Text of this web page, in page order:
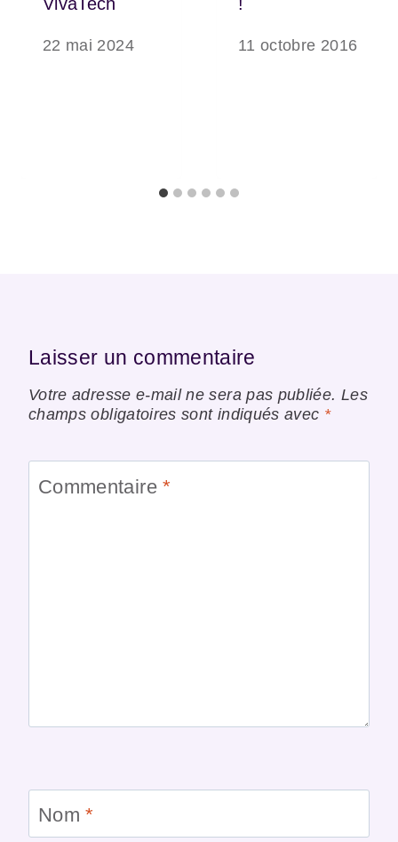
VivaTech
22 mai 2024
!
11 octobre 2016
Laisser un commentaire
Votre adresse e-mail ne sera pas publiée. Les
champs obligatoires sont indiqués avec *
Commentaire*
Nom*